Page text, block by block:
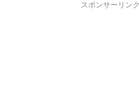
スポンサーリンク